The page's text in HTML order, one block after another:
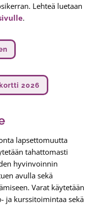
Lehteä luetaan
.
2026
lapsettomuutta
tahattomasti
hyvinvoinnin
avulla sekä
Varat käytetään
ja kurssitoimintaa sekä